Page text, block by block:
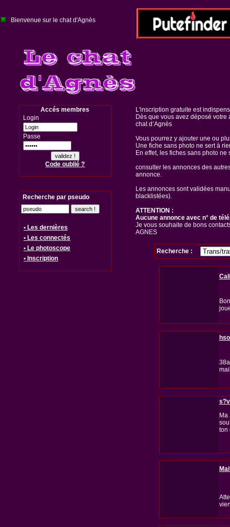
Bienvenue sur le chat d'Agnès
Accés membres
Login
Passe
Code oublié ?
Recherche par pseudo
• Les dernières
• Les connectés
• Le photoscope
• Inscription
L'inscription gratuite est
Dès que vous avez déposé
chat d’Agnès
Vous pourrez y ajouter une ou
Une fiche sans photo ne sert à
En effet, les fiches sans photo
consulter les annonces des
annonce.
Les annonces sont validées
blacklistées).
ATTENTION :
Aucune annonce avec n° de
Je vous souhaite de bons
AGNES
Recherche :
Ma
ton